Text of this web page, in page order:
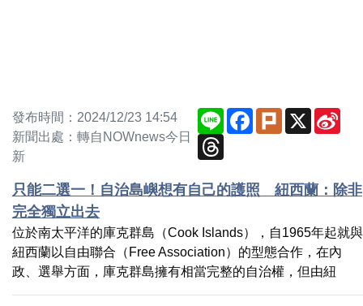
發布時間：2024/12/23 14:54
新聞出處：轉自NOWnews今日
新
Line Facebook
PlurkX
Threads
只能二選一！自治島嶼想有自己的護照 紐西蘭：除非
完全獨立出去
位於南太平洋的庫克群島（Cook Islands），自1965年起就與
紐西蘭以自由聯合（Free Association）的型態合作，在內
政、選舉方面，庫克群島擁有相當完整的自治權，但由紐